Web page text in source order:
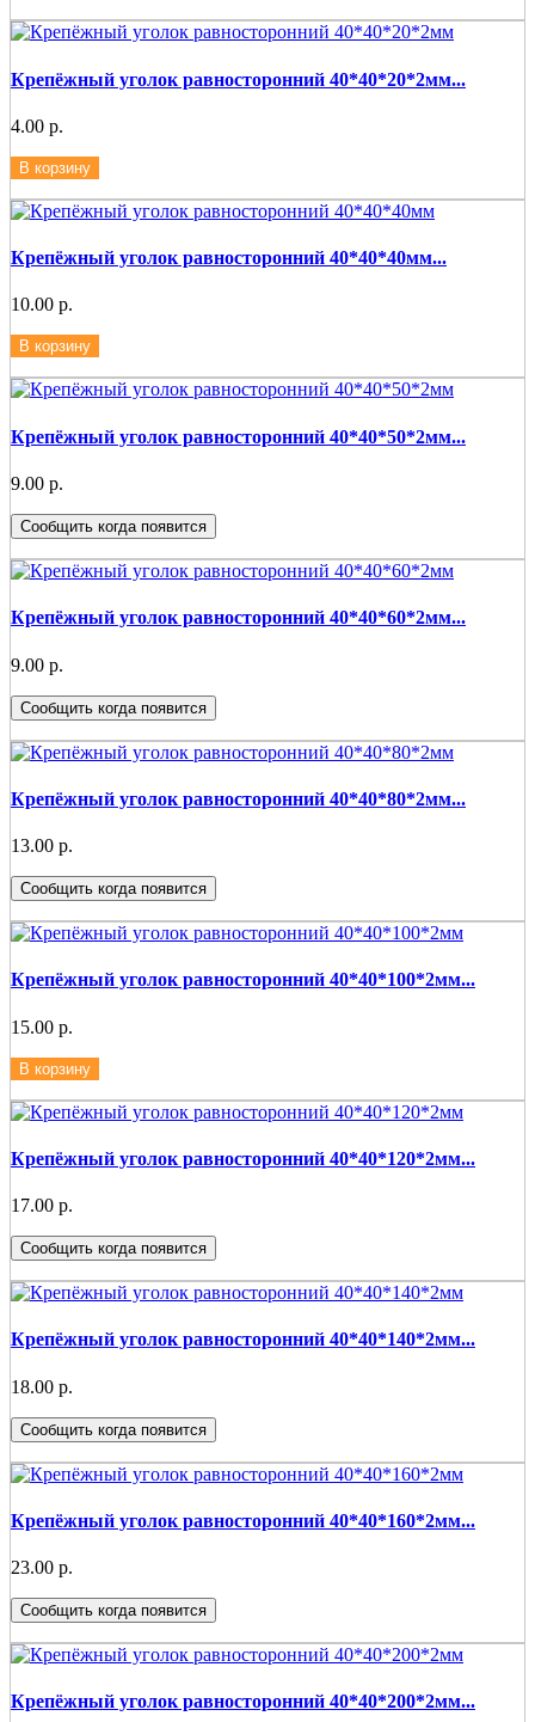
Крепёжный уголок равносторонний 40*40*20*2мм...
4.00 р.
В корзину
Крепёжный уголок равносторонний 40*40*40мм...
10.00 р.
В корзину
Крепёжный уголок равносторонний 40*40*50*2мм...
9.00 р.
Сообщить когда появится
Крепёжный уголок равносторонний 40*40*60*2мм...
9.00 р.
Сообщить когда появится
Крепёжный уголок равносторонний 40*40*80*2мм...
13.00 р.
Сообщить когда появится
Крепёжный уголок равносторонний 40*40*100*2мм...
15.00 р.
В корзину
Крепёжный уголок равносторонний 40*40*120*2мм...
17.00 р.
Сообщить когда появится
Крепёжный уголок равносторонний 40*40*140*2мм...
18.00 р.
Сообщить когда появится
Крепёжный уголок равносторонний 40*40*160*2мм...
23.00 р.
Сообщить когда появится
Крепёжный уголок равносторонний 40*40*200*2мм...